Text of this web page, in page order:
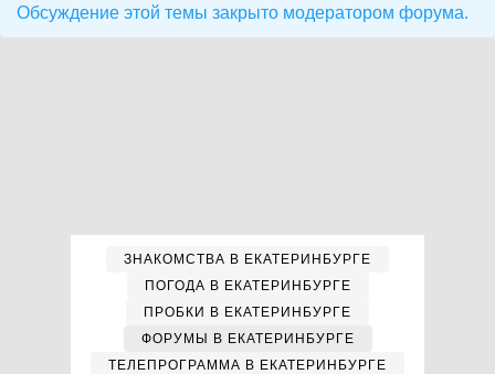
Обсуждение этой темы закрыто модератором форума.
ЗНАКОМСТВА В ЕКАТЕРИНБУРГЕ
ПОГОДА В ЕКАТЕРИНБУРГЕ
ПРОБКИ В ЕКАТЕРИНБУРГЕ
ФОРУМЫ В ЕКАТЕРИНБУРГЕ
ТЕЛЕПРОГРАММА В ЕКАТЕРИНБУРГЕ